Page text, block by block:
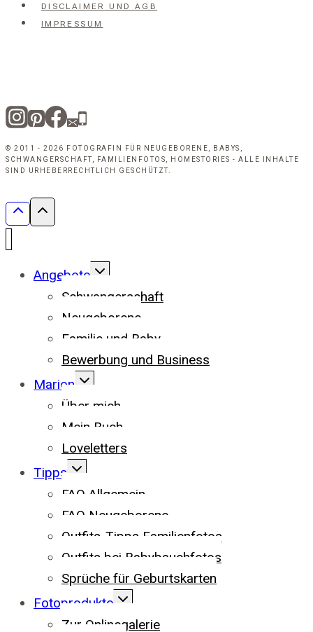
DISCLAIMER UND AGB
IMPRESSUM
© 2011 - 2026 FOTOGRAFIN FÜR NEUGEBORENE, BABYS,
SCHWANGERSCHAFT, FAMILIENFOTOS, HOMESTORIES - ALLE INHALTE
SIND URHEBERRECHTLICH GESCHÜTZT.
Angebote UNTERMENÜ
UMSCHALTEN
Schwangerschaft
Neugeborene
Familie und Baby
Bewerbung und Business
Marion UNTERMENÜ
UMSCHALTEN
Über mich
Mein Buch
Loveletters
Tipps UNTERMENÜ
UMSCHALTEN
FAQ Allgemein
FAQ Neugeborene
Outfits-Tipps Familienfotos
Outfits bei Babybauchfotos
Sprüche für Geburtskarten
Fotoprodukte UNTERMENÜ
UMSCHALTEN
Zur Onlinegalerie